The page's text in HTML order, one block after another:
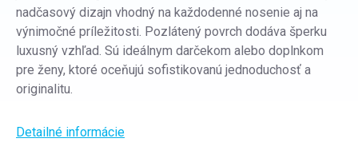
nadčasový dizajn vhodný na každodenné nosenie aj na
výnimočné príležitosti. Pozlátený povrch dodáva šperku
luxusný vzhľad. Sú ideálnym darčekom alebo doplnkom
pre ženy, ktoré oceňujú sofistikovanú jednoduchosť a
originalitu.
Detailné informácie